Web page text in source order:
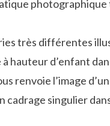
très différentes
hauteur d’enfant
renvoie l’image
singulier